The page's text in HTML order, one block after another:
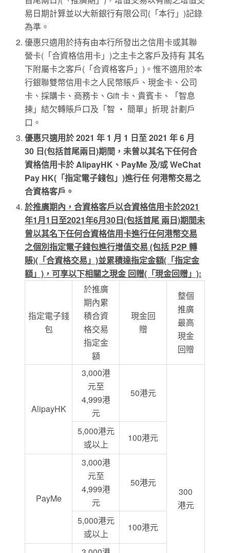
易日期計算並以大新銀行有限公司(「本行」)記錄
為準。
優惠只適用於持有由本行所發出之信用卡或其聯
營卡(「合資格信用卡」)之主卡之客戶及持有 其名
下附屬卡之客戶(「合資格客戶」)。惟不適用於本
行銀聯雙幣信用卡之人民幣賬戶、現金卡、公司
卡、採購卡、商務卡、Gift 卡、貴賓卡、「智息
揀」結欠轉賬戶口及「智 ‧ 簡單」折現 計劃戶
口。
優惠只適用於 2021 年 1 月 1 日至 2021 年 6 月
30 日(包括首尾兩日)期間，未曾以其名下任何合
資格信用卡於 AlipayHK、PayMe 及/或 WeChat
Pay HK(「指定電子錢包」)進行任 何港幣交易之
合資格客戶。
於推廣期內，合資格客戶以合資格信用卡於2021
年1月1日至2021年6月30日(包括首尾 兩日)期間未
曾以其名下任何合資格信用卡進行任何港幣交易
之個別指定電子錢包進行增值交易 (包括 P2P 轉
賬)(「合資格交易」)並累積達指定金額(「指定金
額」)，可享以下相關之現金 回贈(「現金回贈」):
指定電子錢
包
於推廣
期內累
積合資
格交易
指定金
額
現金回
贈
整個
推廣
最高
現金
回贈
AlipayHK
3,000港
元至
4,999港
元
50港元
300
港元
5,000港元
或以上
100港元
PayMe
3,000港
元至
4,999港
元
50港元
5,000港元
或以上
100港元